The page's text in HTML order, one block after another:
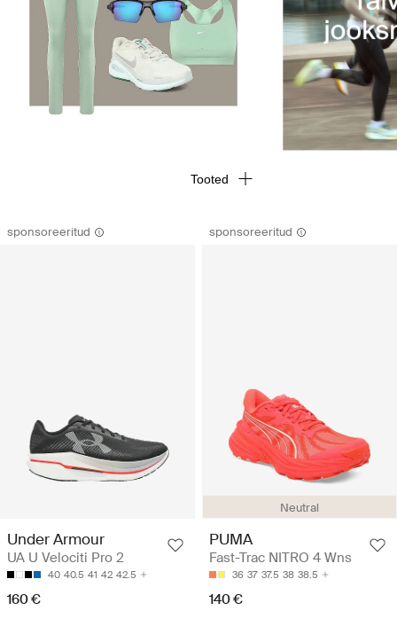
sponsoreeritud
Under Armour
UA U Velociti Pro 2
40 40.5 41 42 42.5
160 €
sponsoreeritud
Neutral
PUMA
Fast-Trac NITRO 4 Wns
36 37 37.5 38 38.5
140 €
Tooted